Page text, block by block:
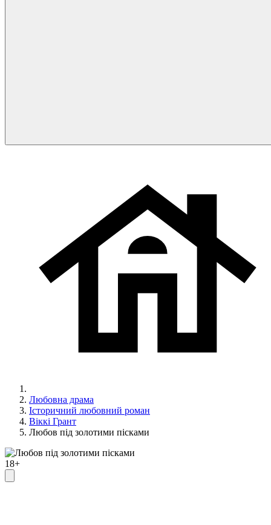
Любовна драма
Історичний любовний роман
Віккі Грант
Любов під золотими пісками
18+